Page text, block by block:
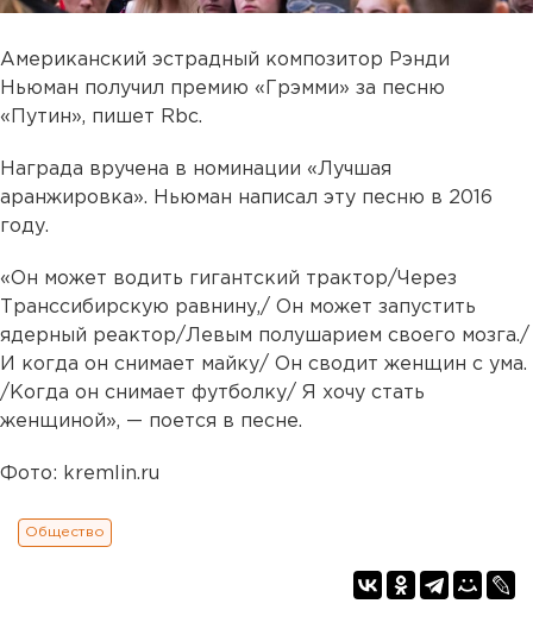
Американский эстрадный композитор Рэнди
Ньюман получил премию «Грэмми» за песню
«Путин», пишет Rbc.
Награда вручена в номинации «Лучшая
аранжировка». Ньюман написал эту песню в 2016
году.
«Он может водить гигантский трактор/Через
Транссибирскую равнину,/ Он может запустить
ядерный реактор/Левым полушарием своего мозга./
И когда он снимает майку/ Он сводит женщин с ума.
/Когда он снимает футболку/ Я хочу стать
женщиной», — поется в песне.
Фото: kremlin.ru
Общество